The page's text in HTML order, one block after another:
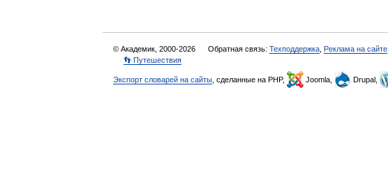
© Академик, 2000-2026 Обратная связь: Техподдержка Реклама на сайте
👣 Путешествия
Экспорт словарей на сайты , сделанные на PHP, Joomla, Drupal,